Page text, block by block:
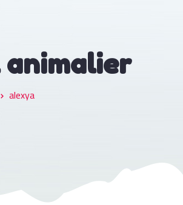
animalier
alexya